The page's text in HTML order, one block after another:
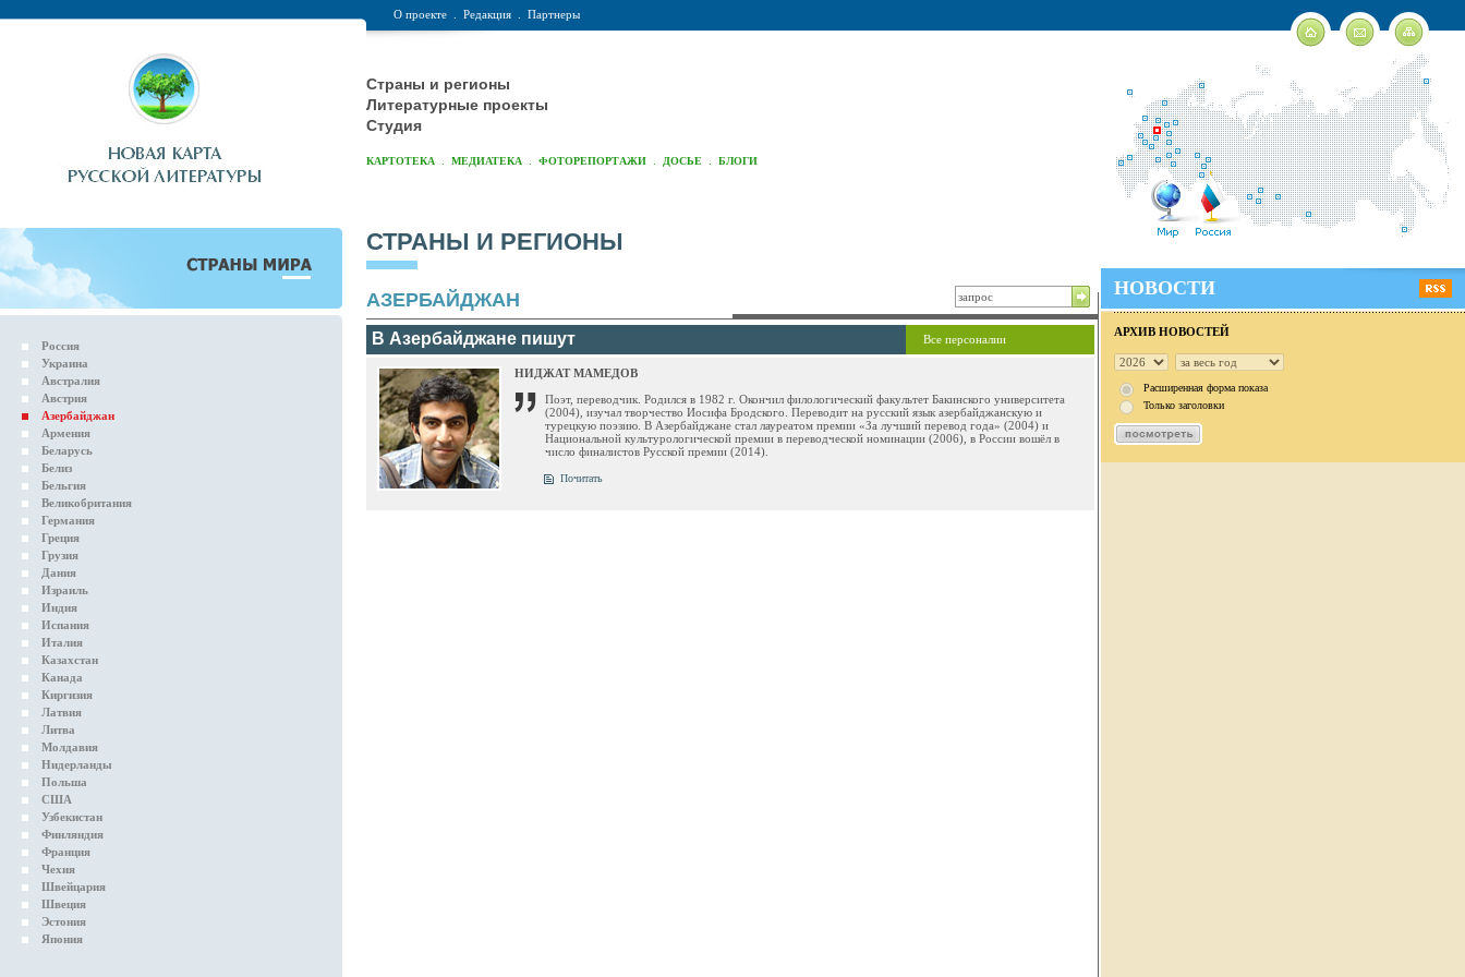
О проекте Редакция Партнеры
Страны и регионы
Литературные проекты
Студия
КАРТОТЕКА МЕДИАТЕКА ФОТОРЕПОРТАЖИ ДОСЬЕ БЛОГИ
Россия
Украина
Австралия
Австрия
Азербайджан
Армения
Беларусь
Белиз
Бельгия
Великобритания
Германия
Греция
Грузия
Дания
Израиль
Индия
Испания
Италия
Казахстан
Канада
Киргизия
Латвия
Литва
Молдавия
Нидерланды
Польша
США
Узбекистан
Финляндия
Франция
Чехия
Швейцария
Швеция
Эстония
Япония
СТРАНЫ И РЕГИОНЫ
АЗЕРБАЙДЖАН
В Азербайджане пишут Все персоналии
НИДЖАТ МАМЕДОВ
Поэт, переводчик. Родился в 1982 г. Окончил филологический факультет Бакинского университета
(2004), изучал творчество Иосифа Бродского. Переводит на русский язык азербайджанскую и
турецкую поэзию. В Азербайджане стал лауреатом премии «За лучший перевод года» (2004) и
Национальной культурологической премии в переводческой номинации (2006), в России вошёл в
число финалистов Русской премии (2014).
Почитать
НОВОСТИ
АРХИВ НОВОСТЕЙ
Расширенная форма показа
Только заголовки